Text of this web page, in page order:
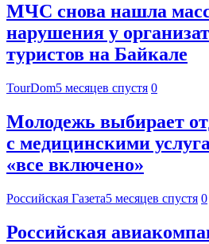
МЧС снова нашла
нарушения у
туристов на Байкале
TourDom5 месяцев спустя 0
Молодежь выбирает
с медицинскими
«все включено»
Российская Газета5 месяцев спустя 0
Российская